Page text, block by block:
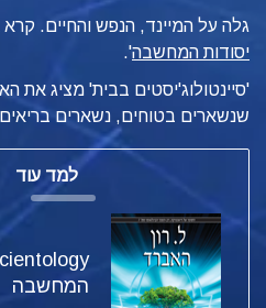
גלה על המיינד, הנפש והחיים.
יסודות המחשבה'.
'סיינטולוג'יסטים בבית' מציג את
שנשארים בטוחים, נשארים
למד עוד
המחשבה